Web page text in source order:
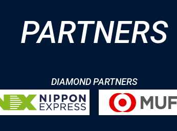
PARTNERS
DIAMOND PARTNERS